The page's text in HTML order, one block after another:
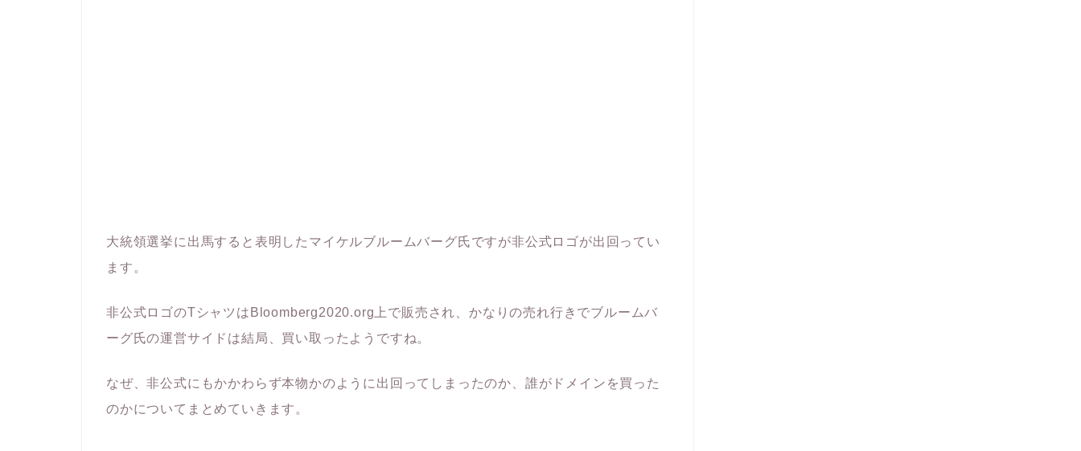
大統領選挙に出馬すると表明したマイケルブルームバーグ氏ですが非公式ロゴが出回ってい
ます。
非公式ロゴのTシャツはBloomberg2020.org上で販売され、かなりの売れ行きでブルームバ
ーグ氏の運営サイドは結局、買い取ったようですね。
なぜ、非公式にもかかわらず本物かのように出回ってしまったのか、誰がドメインを買った
のかについてまとめていきます。